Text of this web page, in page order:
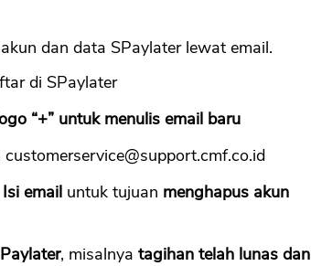
dan data SPaylater lewat email.
di SPaylater
“+” untuk menulis email baru
customerservice@support.cmf.co.id
Isi email untuk tujuan menghapus akun
, misalnya tagihan telah lunas dan